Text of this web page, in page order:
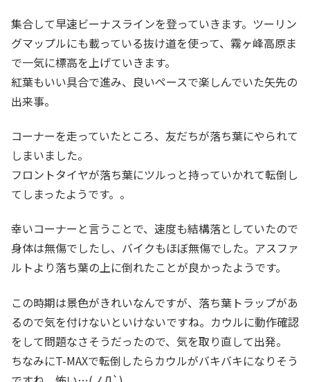
集合して早速ビーナスラインを登っていきます。ツーリン
グマップルにも載っている抜け道を使って、霧ヶ峰高原ま
で一気に標高を上げていきます。
紅葉もいい具合で進み、良いペースで楽しんでいた矢先の
出来事。
コーナーを走っていたところ、友だちが落ち葉にやられて
しまいました。
フロントタイヤが落ち葉にツルっと持っていかれて転倒し
てしまったようです。。
幸いコーナーと言うことで、速度も結構落としていたので
身体は無傷でしたし、バイクもほぼ無傷でした。アスファ
ルトより落ち葉の上に倒れたことが良かったようです。
この時期は景色がきれいなんですが、落ち葉トラップがあ
るので気を付けないといけないですね。カウルに動作確認
をして問題なさそうだったので、気を取り直して出発。
ちなみにT-MAXで転倒したらカウルがバキバキになりそう